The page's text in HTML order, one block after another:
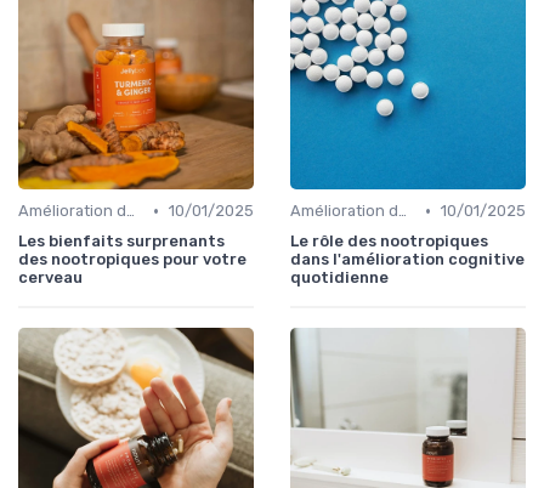
Amélioration de la concentration • 10/01/2025
Les bienfaits surprenants
des nootropiques pour votre
cerveau
Amélioration de la concentration • 10/01/2025
Le rôle des nootropiques
dans l'amélioration cognitive
quotidienne